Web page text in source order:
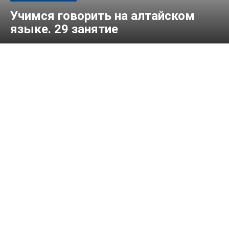
Учимся говорить на алтайском
языке. 29 занятие